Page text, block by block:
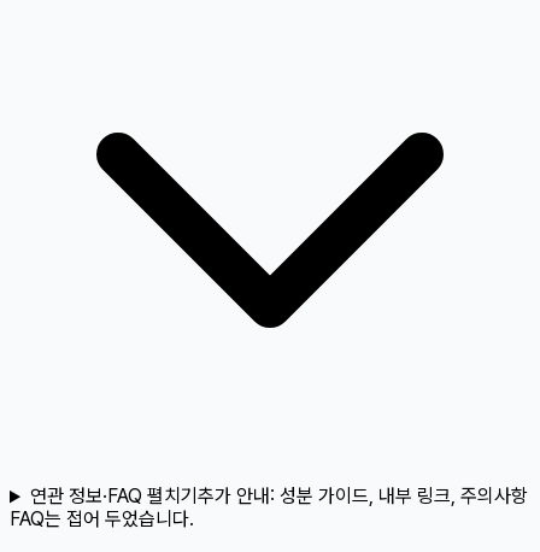
연관 정보·FAQ 펼치기 추가 안내: 성분 가이드, 내부 링크, 주의사항
FAQ는 접어 두었습니다.